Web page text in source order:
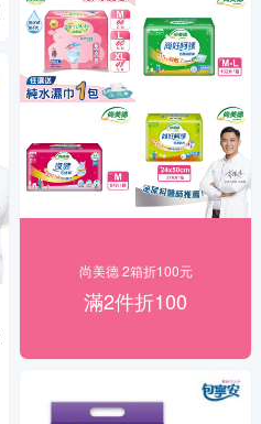
尚美德 2箱折100元
滿2件折100